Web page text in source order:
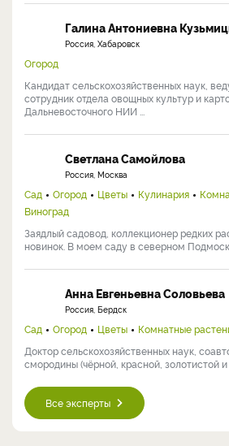
Галина Антониевна
Россия, Хабаровск
Огород
Кандидат сельскохозяйственных наук,
сотрудник отдела овощных культур и
Дальневосточного НИИ ...
Светлана Самойлова
Россия, Москва
Сад Огород Цветы Кулинария
Виноград
Заядлый садовод, коллекционер редких
новинок. В моем саду в северном
Анна Евгеньевна Соловьева
Россия, Бердск
Сад Огород Цветы Комнатные
Доктор сельскохозяйственных наук,
смородины (чёрной, красной, золотистой и
Все эксперты